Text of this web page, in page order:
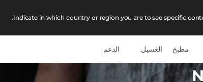
Indicate in which country or region you are to see specific
مطبخ الغسيل الدعم